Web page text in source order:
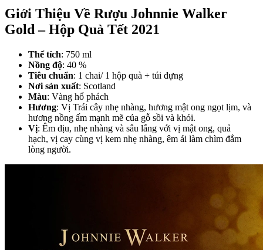
Giới Thiệu Về Rượu Johnnie Walker
Gold – Hộp Quà Tết 2021
Thể tích: 750 ml
Nồng độ: 40 %
Tiêu chuẩn: 1 chai/ 1 hộp quà + túi đựng
Nơi sản xuất: Scotland
Màu: Vàng hổ phách
Hương: Vị Trái cây nhẹ nhàng, hương mật ong ngọt lịm, và
hương nồng ấm mạnh mẽ của gỗ sồi và khói.
Vị: Êm dịu, nhẹ nhàng và sâu lắng với vị mật ong, quả
hạch, vị cay cùng vị kem nhẹ nhàng, êm ái làm chìm đắm
lòng người.